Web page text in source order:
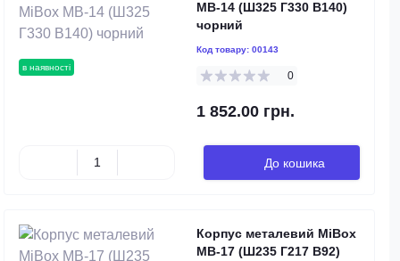
в наявності
MB-14 (Ш325 Г330 В140)
чорний
Код товару: 00143
0
1 852.00 грн.
До кошика
Корпус металевий MiBox
MB-17 (Ш235 Г217 В92)